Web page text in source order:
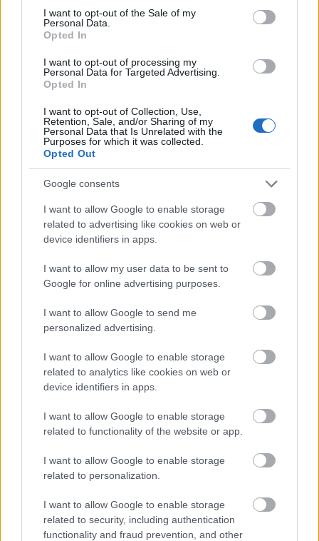
consent section.
I want to opt-out of the Sale of my
Personal Data.
Opted In
I want to opt-out of processing my
Personal Data for Targeted Advertising.
Opted In
I want to opt-out of Collection, Use,
Retention, Sale, and/or Sharing of my
Personal Data that Is Unrelated with the
Purposes for which it was collected.
Opted Out
Google consents
I want to allow Google to enable storage
related to advertising like cookies on web or
device identifiers in apps.
I want to allow my user data to be sent to
Google for online advertising purposes.
I want to allow Google to send me
personalized advertising.
I want to allow Google to enable storage
related to analytics like cookies on web or
device identifiers in apps.
I want to allow Google to enable storage
related to functionality of the website or app.
I want to allow Google to enable storage
related to personalization.
I want to allow Google to enable storage
related to security, including authentication
functionality and fraud prevention, and other
Βέβαια, οι φίλαθλοι του ΠΑΟΚ, του Άρη ή άλλων
από αυτή την πατέντα.
ΔΙΑΒΑΣΕ ΑΚΟΜΗ:
Ιεροσυλία: Η θέση του πιτόγυρου στα καλύτερα street
foods αποτελεί... σκάνδαλο
Πόσο γύρο αντέχεις; Αυτά είναι 5 από τα μεγαλύτερα
τυλιχτά στην Αθήνα
είναι ένα μέτρο (vid)
ΣΟΥΒΛΑΤΖΙΔΙΚΟ
Για να προσθέσεις το σχόλιο
σου πρέπει να συνδεθείς
στο my gazzetta!
Εγγραφή Σύνδεση